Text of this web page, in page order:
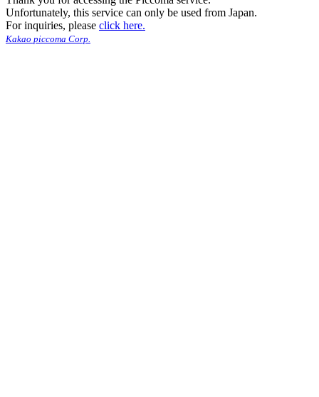
Unfortunately, this service can only be used from Japan.
For inquiries, please click here.
Kakao piccoma Corp.